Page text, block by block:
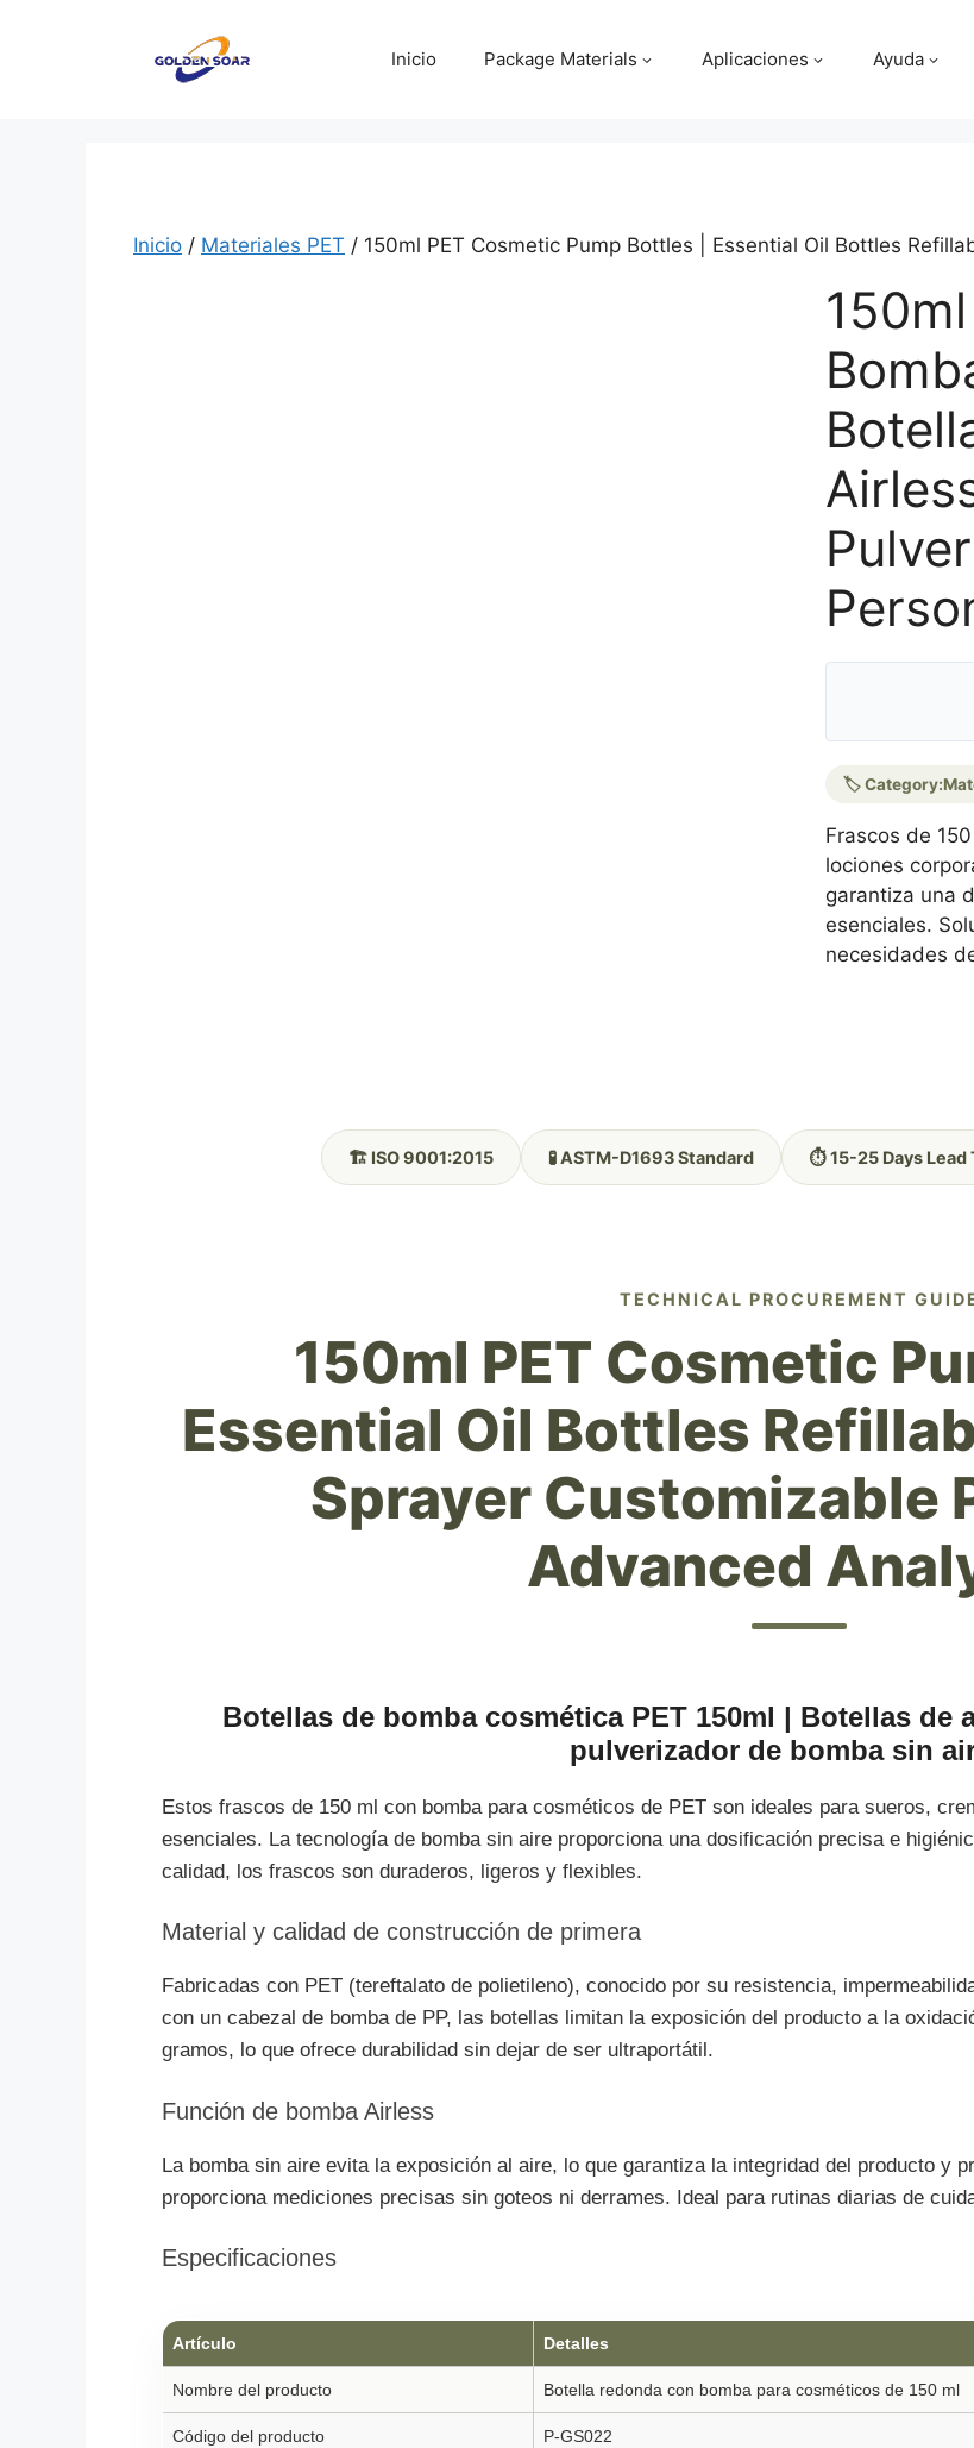
Inicio Package Materials Aplicaciones Ayuda
Inicio / Materiales PET / 150ml PET Cosmetic Pump Bottles | Essential Oil Bottles
🏷️ Category:
Frascos de
lociones
garantiza una
esenciales.
necesidades
🏗️ ISO 9001:2015 🧪 ASTM-D1693 Standard ⏱️ 15-25 Days Lead
TECHNICAL PROCUREMENT
150ml PET Cosmetic
Essential Oil Bottles
Sprayer Customizable
Advanced
Botellas de bomba cosmética PET 150ml | Botellas de
pulverizador de bomba sin
Estos frascos de 150 ml con bomba para cosméticos de PET son ideales para sueros,
esenciales. La tecnología de bomba sin aire proporciona una dosificación precisa e
calidad, los frascos son duraderos, ligeros y flexibles.
Material y calidad de construcción de primera
Fabricadas con PET (tereftalato de polietileno), conocido por su resistencia,
con un cabezal de bomba de PP, las botellas limitan la exposición del producto a la
gramos, lo que ofrece durabilidad sin dejar de ser ultraportátil.
Función de bomba Airless
La bomba sin aire evita la exposición al aire, lo que garantiza la integridad del producto y
proporciona mediciones precisas sin goteos ni derrames. Ideal para rutinas diarias de
Especificaciones
Artículo Detalles
Nombre del producto Botella redonda con bomba para cosméticos de 150 ml
Código del producto P-GS022